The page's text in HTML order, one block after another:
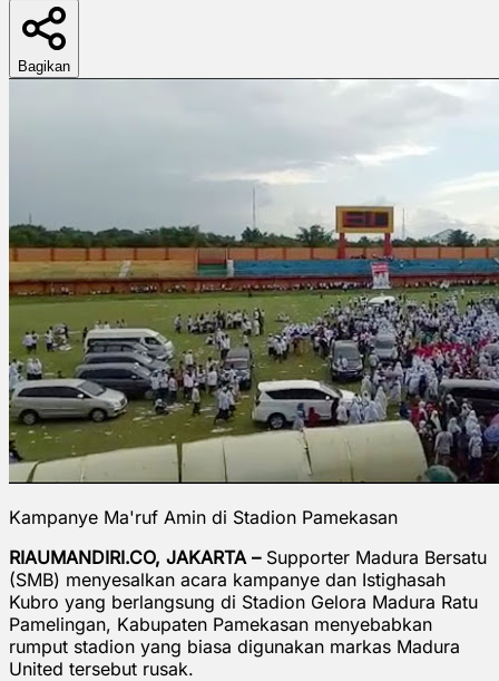
Bagikan
Kampanye Ma'ruf Amin di Stadion Pamekasan
RIAUMANDIRI.CO, JAKARTA – Supporter Madura Bersatu
(SMB) menyesalkan acara kampanye dan Istighasah
Kubro yang berlangsung di Stadion Gelora Madura Ratu
Pamelingan, Kabupaten Pamekasan menyebabkan
rumput stadion yang biasa digunakan markas Madura
United tersebut rusak.